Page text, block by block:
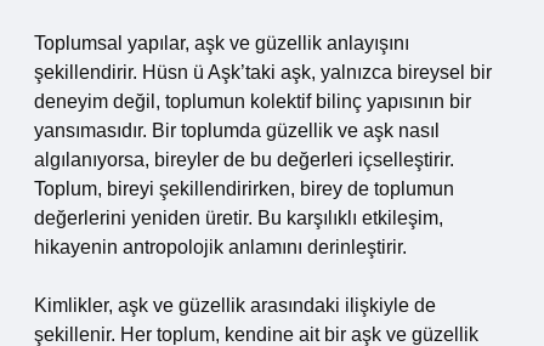
Toplumsal yapılar, aşk ve güzellik anlayışını
şekillendirir. Hüsn ü Aşk’taki aşk, yalnızca bireysel bir
deneyim değil, toplumun kolektif bilinç yapısının bir
yansımasıdır. Bir toplumda güzellik ve aşk nasıl
algılanıyorsa, bireyler de bu değerleri içselleştirir.
Toplum, bireyi şekillendirirken, birey de toplumun
değerlerini yeniden üretir. Bu karşılıklı etkileşim,
hikayenin antropolojik anlamını derinleştirir.
Kimlikler, aşk ve güzellik arasındaki ilişkiyle de
şekillenir. Her toplum, kendine ait bir aşk ve güzellik